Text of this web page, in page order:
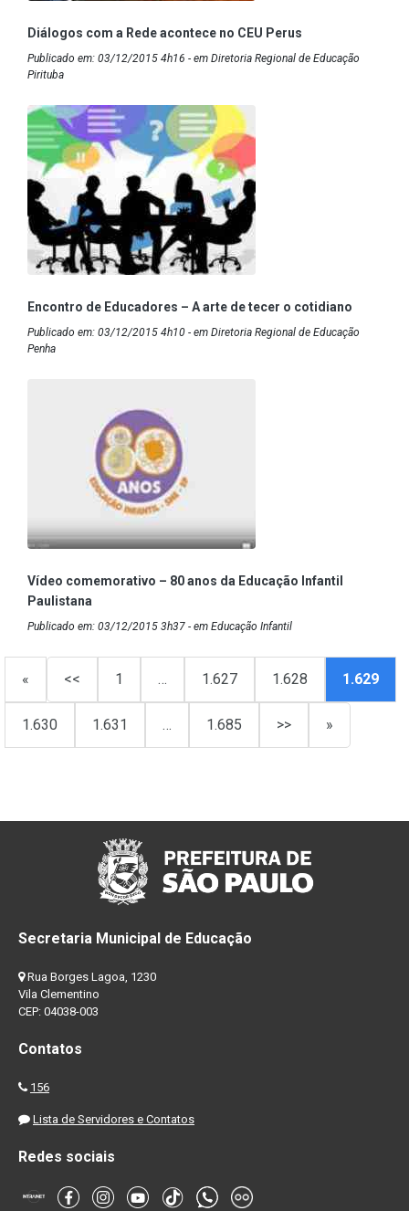
Diálogos com a Rede acontece no CEU Perus
Publicado em: 03/12/2015 4h16 - em Diretoria Regional de Educação
Pirituba
Encontro de Educadores – A arte de tecer o cotidiano
Publicado em: 03/12/2015 4h10 - em Diretoria Regional de Educação
Penha
Vídeo comemorativo – 80 anos da Educação Infantil
Paulistana
Publicado em: 03/12/2015 3h37 - em Educação Infantil
« << 1 … 1.627 1.628 1.629
1.630 1.631 … 1.685 >> »
Secretaria Municipal de Educação
Rua Borges Lagoa, 1230
Vila Clementino
CEP: 04038-003
Contatos
156
Lista de Servidores e Contatos
Redes sociais